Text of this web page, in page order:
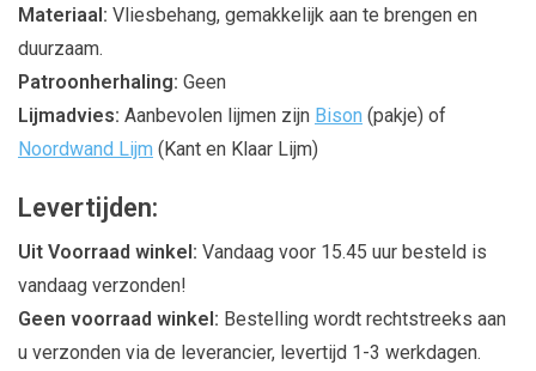
Materiaal: Vliesbehang, gemakkelijk aan te brengen en
duurzaam.
Patroonherhaling: Geen
Lijmadvies: Aanbevolen lijmen zijn Bison (pakje) of
Noordwand Lijm (Kant en Klaar Lijm)
Levertijden:
Uit Voorraad winkel: Vandaag voor 15.45 uur besteld is
vandaag verzonden!
Geen voorraad winkel: Bestelling wordt rechtstreeks aan
u verzonden via de leverancier, levertijd 1-3 werkdagen.